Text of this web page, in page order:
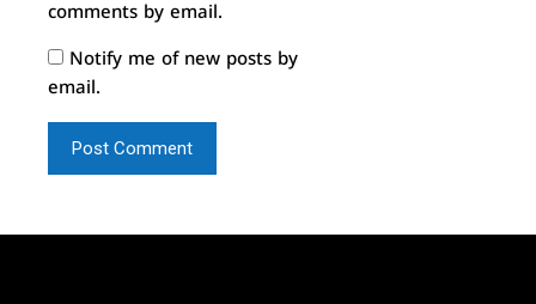
comments by email.
Notify me of new posts by
email.